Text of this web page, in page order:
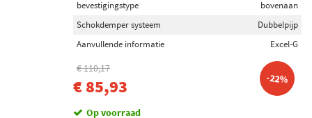
bevestigingstype
bovenaan
Schokdemper systeem
Dubbelpijp
Aanvullende informatie
Excel-G
€ 110,17
€ 85,93 -22%
Op voorraad